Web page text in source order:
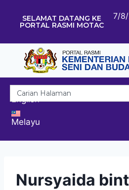
SELAMAT DATANG KE
PORTAL RASMI MOTAC
7/
English
Melayu
Nursyaida